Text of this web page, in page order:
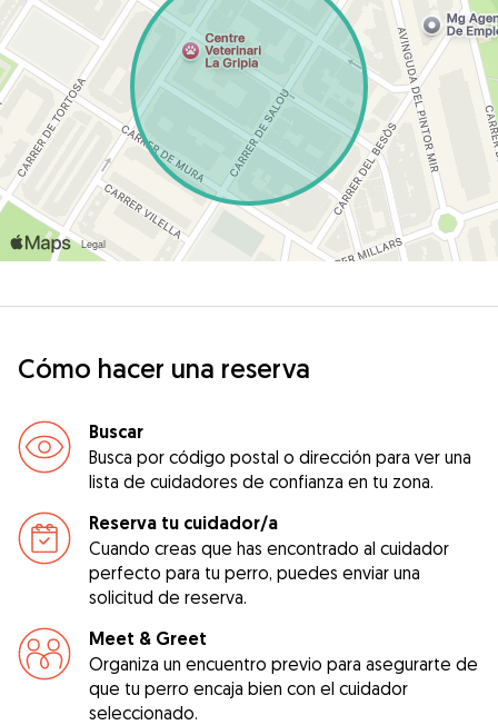
Cómo hacer una reserva
Buscar
Busca por código postal o dirección para ver una
lista de cuidadores de confianza en tu zona.
Reserva tu cuidador/a
Cuando creas que has encontrado al cuidador
perfecto para tu perro, puedes enviar una
solicitud de reserva.
Meet & Greet
Organiza un encuentro previo para asegurarte de
que tu perro encaja bien con el cuidador
seleccionado.